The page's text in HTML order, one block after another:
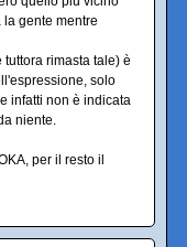
gente mentre
rimasta tale) è
solo
infatti non è indicata
niente.
per il resto il